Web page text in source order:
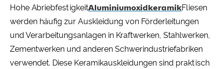
Hohe AbriebfestigkeitAluminiumoxidkeramikFliesen
werden häufig zur Auskleidung von Förderleitungen
und Verarbeitungsanlagen in Kraftwerken, Stahlwerken,
Zementwerken und anderen Schwerindustriefabriken
verwendet. Diese Keramikauskleidungen sind praktisch